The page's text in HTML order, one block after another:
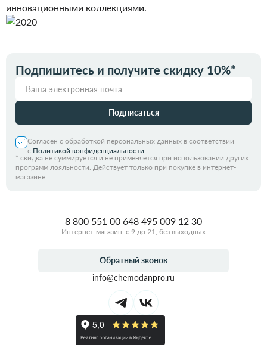
инновационными коллекциями.
Подпишитесь и получите скидку 10%*
Подписаться
Согласен с обработкой персональных данных в соответствии
с Политикой конфиденциальности
* скидка не суммируется и не применяется при использовании других
программ лояльности. Действует только при покупке в интернет-
магазине.
8 800 551 00 648 495 009 12 30
Интернет-магазин, с 9 до 21, без выходных
Обратный звонок
info@chemodanpro.ru